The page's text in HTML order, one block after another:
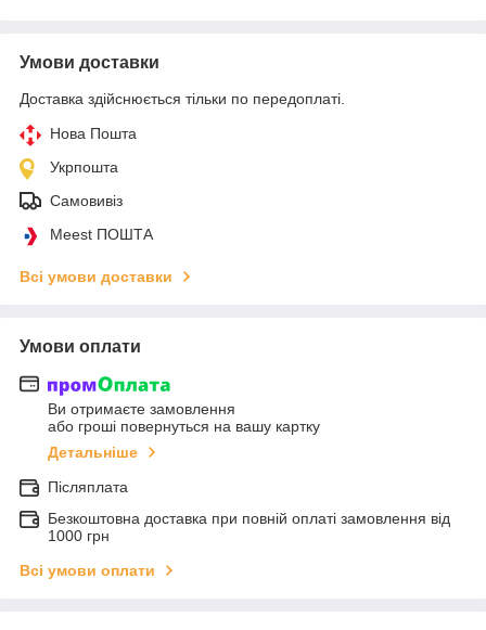
Умови доставки
Доставка здійснюється тільки по передоплаті.
Нова Пошта
Укрпошта
Самовивіз
Meest ПОШТА
Всі умови доставки
Умови оплати
Ви отримаєте замовлення
або гроші повернуться на вашу картку
Детальніше
Післяплата
Безкоштовна доставка при повній оплаті замовлення від
1000 грн
Всі умови оплати